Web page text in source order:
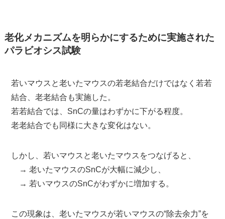
老化メカニズムを明らかにするために実施された
パラビオシス試験
若いマウスと老いたマウスの若老結合だけではなく若若
結合、老老結合も実施した。
若若結合では、SnCの量はわずかに下がる程度。
老老結合でも同様に大きな変化はない。
しかし、若いマウスと老いたマウスをつなげると、
→ 老いたマウスのSnCが大幅に減少し、
→ 若いマウスのSnCがわずかに増加する。
この現象は、老いたマウスが若いマウスの“除去余力”を